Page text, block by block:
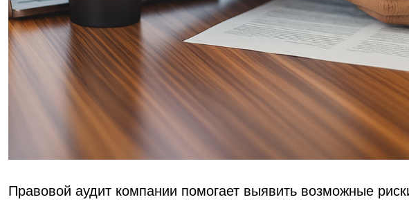
Правовой аудит компании помогает выявить возможные